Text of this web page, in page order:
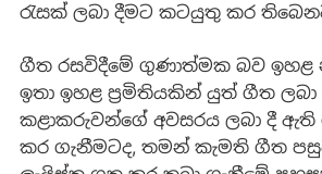
රැසක් ලබා දීමට කටයුතු කර
ගීත රසවිදීමේ ගුණාත්මක බව ඉහළ
ඉතා ඉහළ ප්‍රමිතියකින් යුත් ගීත ලබා
කළාකරුවන්ගේ අවසරය ලබා දී
කර ගැනීමටද, තමන් කැමති ගීත